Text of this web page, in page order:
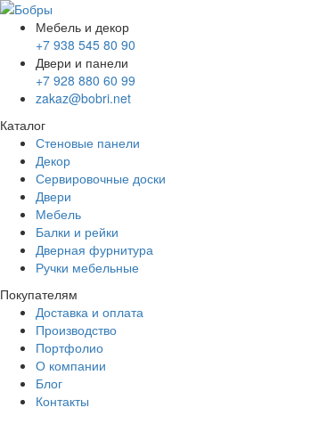
Мебель и декор
+7 938 545 80 90
Двери и панели
+7 928 880 60 99
zakaz@bobri.net
Каталог
Стеновые панели
Декор
Сервировочные доски
Двери
Мебель
Балки и рейки
Дверная фурнитура
Ручки мебельные
Покупателям
Доставка и оплата
Производство
Портфолио
О компании
Блог
Контакты